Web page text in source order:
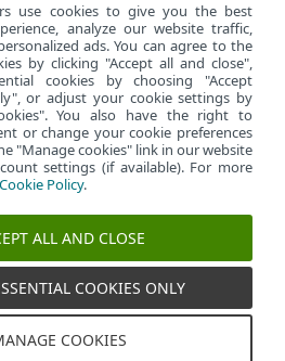
επιφάνειας εργασίας
s
Διαχείριση cookies
use cookies to give you the best
analyze our website traffic,
ads. You can agree to the
by clicking "Accept all and close",
cookies by choosing "Accept
or adjust your cookie settings by
You also have the right to
or change your cookie preferences
"Manage cookies" link in our website
settings (if available). For more
Cookie Policy.
ALL AND CLOSE
COOKIES ONLY
COOKIES